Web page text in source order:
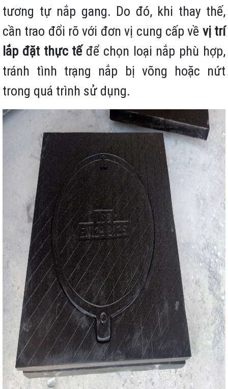
tương tự nắp gang. Do đó, khi thay thế,
cần trao đổi rõ với đơn vị cung cấp về vị trí
lắp đặt thực tếđể chọn loại nắp phù hợp,
tránh tình trạng nắp bị võng hoặc nứt
trong quá trình sử dụng.